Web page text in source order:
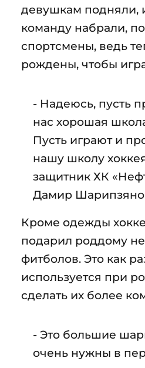
девушкам подняли,
команду набрали,
спортсмены, ведь
рождены, чтобы
- Надеюсь, пусть
нас хорошая
Пусть играют и
нашу школу
защитник ХК
Дамир
Кроме одежды
подарил роддому
фитболов. Это как
используется при
сделать их более
- Это большие
очень нужны в